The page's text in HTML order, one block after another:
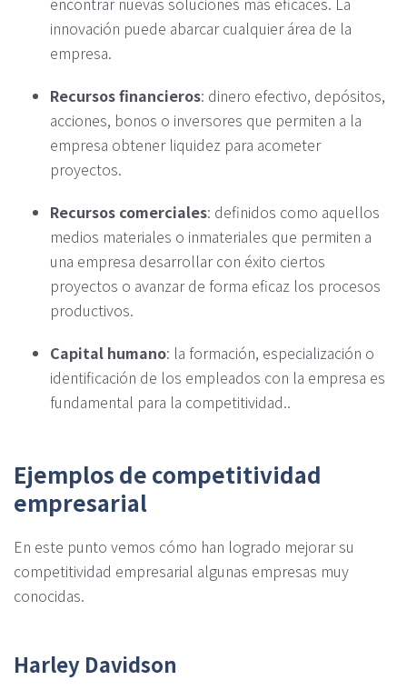
innovación puede abarcar cualquier área de la
empresa.
Recursos financieros: dinero efectivo, depósitos,
acciones, bonos o inversores que permiten a la
empresa obtener liquidez para acometer
proyectos.
Recursos comerciales: definidos como aquellos
medios materiales o inmateriales que permiten a
una empresa desarrollar con éxito ciertos
proyectos o avanzar de forma eficaz los procesos
productivos.
Capital humano: la formación, especialización o
identificación de los empleados con la empresa es
fundamental para la competitividad..
Ejemplos de competitividad
empresarial
En este punto vemos cómo han logrado mejorar su
competitividad empresarial algunas empresas muy
conocidas.
Harley Davidson